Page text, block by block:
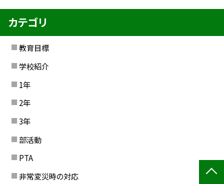
カテゴリ
教育目標
学校紹介
1年
2年
3年
部活動
PTA
非常変災時の対応